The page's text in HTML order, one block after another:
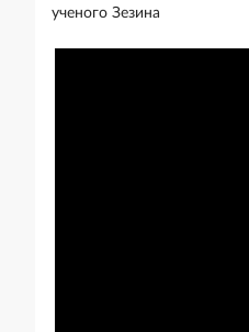
ученого Зезина